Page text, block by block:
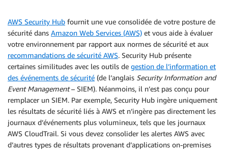
AWS Security Hub fournit une vue consolidée de votre posture de
sécurité dans Amazon Web Services (AWS) et vous aide à évaluer
votre environnement par rapport aux normes de sécurité et aux
recommandations de sécurité AWS. Security Hub présente
certaines similitudes avec les outils de gestion de l’information et
des événements de sécurité (de l’anglais Security Information and
Event Management– SIEM). Néanmoins, il n’est pas conçu pour
remplacer un SIEM. Par exemple, Security Hub ingère uniquement
les résultats de sécurité liés à AWS et n’ingère pas directement les
journaux d’événements plus volumineux, tels que les journaux
AWS CloudTrail. Si vous devez consolider les alertes AWS avec
d’autres types de résultats provenant d’applications on-premises